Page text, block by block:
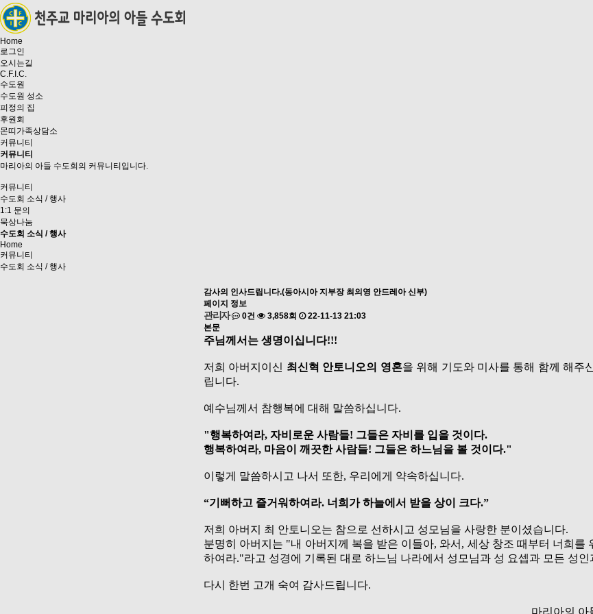
Home
로그인
오시는길
C.F.I.C.
수도원
수도원 성소
피정의 집
후원회
몬띠가족상담소
커뮤니티
커뮤니티
마리아의 아들 수도회의 커뮤니티입니다.
커뮤니티
수도회 소식 / 행사
1:1 문의
묵상나눔
수도회 소식 / 행사
Home
커뮤니티
수도회 소식 / 행사
감사의 인사드립니다.(동아시아 지부장 최의영 안드레아 신부)
페이지 정보
관리자 0건 3,858회
22-11-13 21:03
본문
주님께서는 생명이십니다!!!
저희 아버지이신 최신혁 안토니오의 영혼을 위해 기도와 미사를 통해 함께 해주
립니다.
예수님께서 참행복에 대해 말씀하십니다.
"행복하여라, 자비로운 사람들! 그들은 자비를 입을 것이다.
행복하여라, 마음이 깨끗한 사람들! 그들은 하느님을 볼 것이다."
이렇게 말씀하시고 나서 또한, 우리에게 약속하십니다.
“기뻐하고 즐거워하여라. 너희가 하늘에서 받을 상이 크다.”
저희 아버지 최 안토니오는 참으로 선하시고 성모님을 사랑한 분이셨습니다.
분명히 아버지는 "내 아버지께 복을 받은 이들아, 와서 , 세상 창조 때부터 너희를
하여라."라고 성경에 기록된 대로 하느님 나라에서 성모님과 성 요셉과 모든 성
다시 한번 고개 숙여 감사드립니다.
마리아의 아